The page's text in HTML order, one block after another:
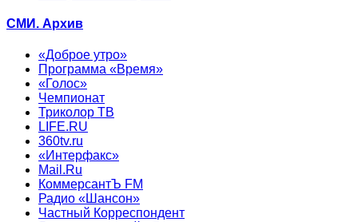
СМИ. Архив
«Доброе утро»
Программа «Время»
«Голос»
Чемпионат
Триколор ТВ
LIFE.RU
360tv.ru
«Интерфакс»
Mail.Ru
КоммерсантЪ FM
Радио «Шансон»
Частный Корреспондент